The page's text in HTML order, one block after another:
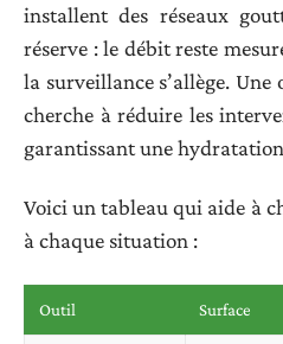
installent des réseaux
réserve : le débit reste
la surveillance s’allège.
cherche à réduire les
garantissant une
Voici un tableau qui aide à
à chaque situation :
Outil Surface